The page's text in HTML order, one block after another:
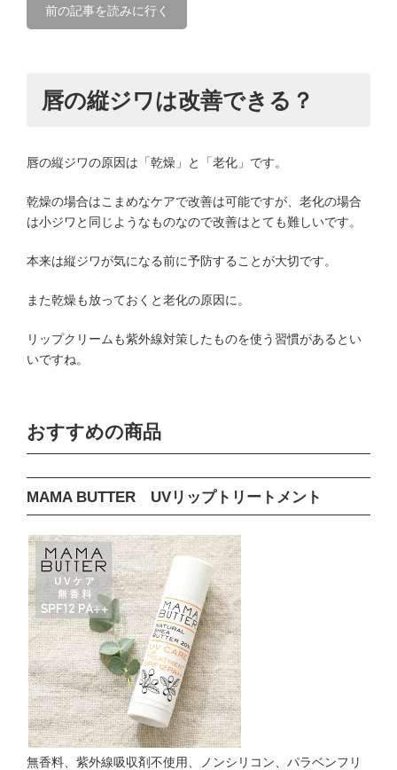
前の記事を読みに行く
唇の縦ジワは改善できる？
唇の縦ジワの原因は「乾燥」と「老化」です。
乾燥の場合はこまめなケアで改善は可能ですが、老化の場合
は小ジワと同じようなものなので改善はとても難しいです。
本来は縦ジワが気になる前に予防することが大切です。
また乾燥も放っておくと老化の原因に。
リップクリームも紫外線対策したものを使う習慣があるとい
いですね。
おすすめの商品
MAMA BUTTER UVリップトリートメント
無香料、紫外線吸収剤不使用、ノンシリコン、パラベンフリ